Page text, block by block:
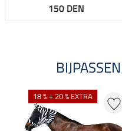
150 DEN
18 % + 20 % EXTRA